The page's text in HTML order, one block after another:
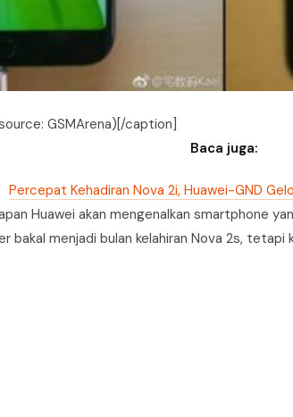
GSMArena)[/caption]
Baca juga:
Percepat Kehadiran Nova 2i, Huawei-GND
Huawei akan mengenalkan smartphone
menjadi bulan kelahiran Nova 2s, tetapi